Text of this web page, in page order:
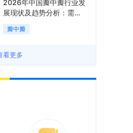
2026年中国瓣中瓣行业发
展现状及趋势分析：需求
可持续释放，市场发展前
景良好「图」
瓣中瓣
看更多